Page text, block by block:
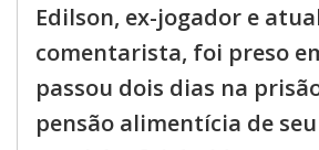
Edilson, ex-jogador e
comentarista, foi preso
passou dois dias na
pensão alimentícia de